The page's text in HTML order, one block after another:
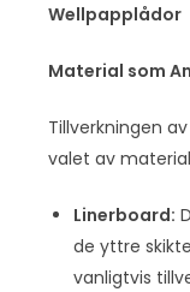
Wellpapplådor
Material som
Tillverkningen
valet av
Linerboard:
de yttre
vanligtvis